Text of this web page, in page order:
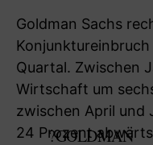
Goldman Sachs
Quartal. Zwischen
Wirtschaft um
zwischen April und
24 Prozent
?GOLDMAN